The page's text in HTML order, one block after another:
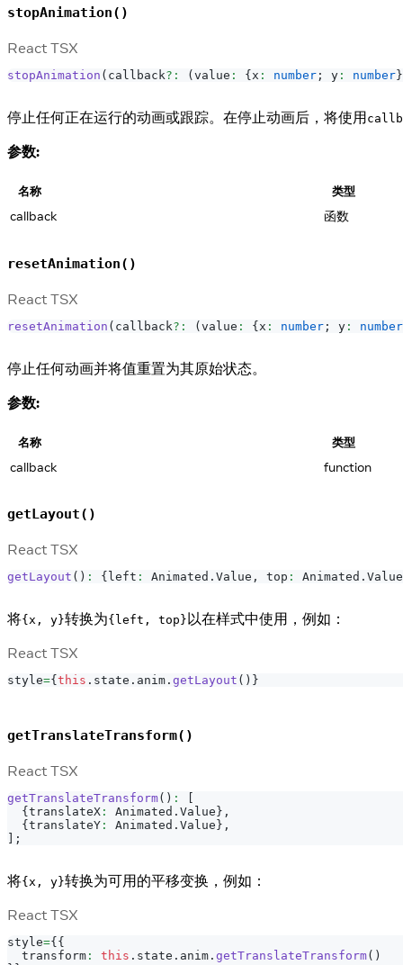
stopAnimation()
React TSX
stopAnimation ( callback? : ( value : { x : number ; y : number }
停止任何正在运行的动画或跟踪。在停止动画后，将使用
参数:
名称 类型
callback 函数
resetAnimation()
React TSX
resetAnimation ( callback? : (value : {x : number ; y : number
停止任何动画并将值重置为其原始状态。
参数:
名称 类型
callback function
getLayout()
React TSX
getLayout ( ) : { left : Animated . Value , top : Animated . Value
将{x, y}转换为{left, top}以在样式中使用，例如：
React TSX
style={ this . state . anim . getLayout ( ) }
getTranslateTransform()
React TSX
getTranslateTransform( ) :
[
{translateX : Animated . Value} ,
{translateY : Animated . Value} ,
] ;
将{x, y}转换为可用的平移变换，例如：
React TSX
style={{
  transform
: this . state . anim . getTranslateTransform( )